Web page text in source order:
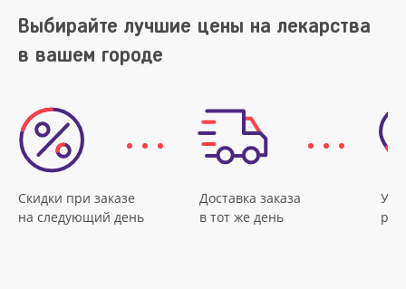
Выбирайте лучшие цены на лекарства
в вашем городе
Скидки при заказе
на следующий день
Доставка заказа
в тот же день